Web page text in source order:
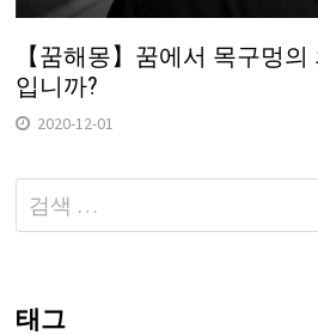
【꿈해몽】꿈에서 목구멍
입니까?
2020-12-01
다
음
태그